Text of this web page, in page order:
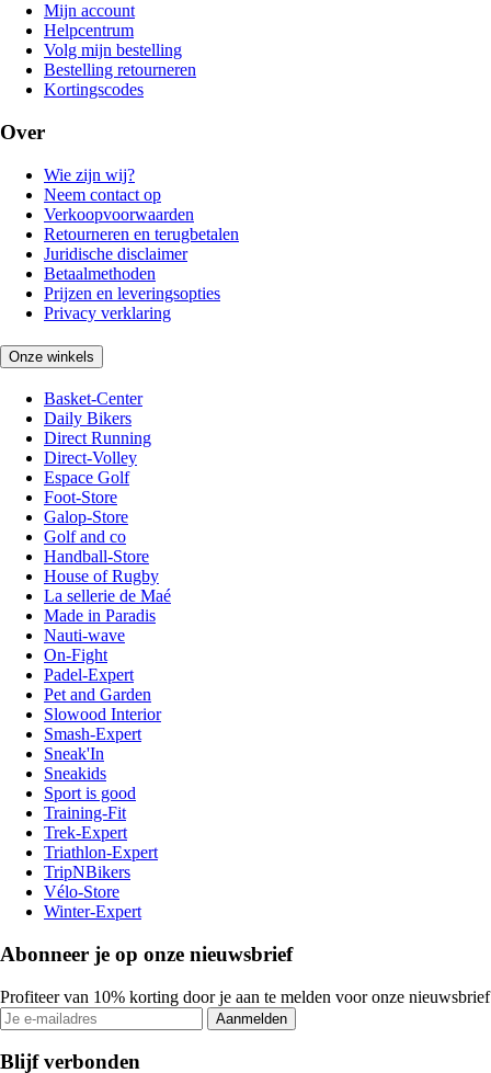
Mijn account
Helpcentrum
Volg mijn bestelling
Bestelling retourneren
Kortingscodes
Over
Wie zijn wij?
Neem contact op
Verkoopvoorwaarden
Retourneren en terugbetalen
Juridische disclaimer
Betaalmethoden
Prijzen en leveringsopties
Privacy verklaring
Onze winkels
Basket-Center
Daily Bikers
Direct Running
Direct-Volley
Espace Golf
Foot-Store
Galop-Store
Golf and co
Handball-Store
House of Rugby
La sellerie de Maé
Made in Paradis
Nauti-wave
On-Fight
Padel-Expert
Pet and Garden
Slowood Interior
Smash-Expert
Sneak'In
Sneakids
Sport is good
Training-Fit
Trek-Expert
Triathlon-Expert
TripNBikers
Vélo-Store
Winter-Expert
Abonneer je op onze nieuwsbrief
Profiteer van 10% korting door je aan te melden voor onze nieuwsbrief
Aanmelden
Blijf verbonden